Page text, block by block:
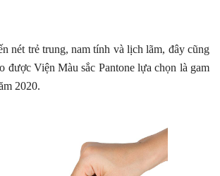
nét trẻ trung, nam tính và lịch lãm, đây cũng
được Viện Màu sắc Pantone lựa chọn là gam
2020.